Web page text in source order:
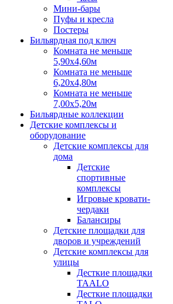
Мини-бары
Пуфы и кресла
Постеры
Бильярдная под ключ
Комната не меньше
5,90х4,60м
Комната не меньше
6,20х4,80м
Комната не меньше
7,00х5,20м
Бильярдные коллекции
Детские комплексы и
оборудование
Детские комплексы для
дома
Детские
спортивные
комплексы
Игровые кровати-
чердаки
Балансиры
Детские площадки для
дворов и учреждений
Детские комплексы для
улицы
Десткие площадки
TAALO
Десткие площадки